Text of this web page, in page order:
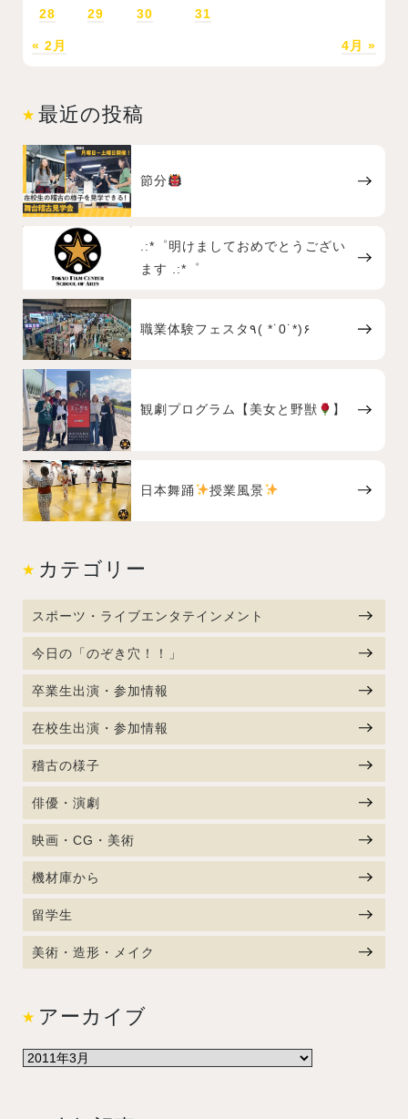
« 2月 4月 »
28
29 30 31
最近の投稿
節分
.:*゜明けましておめでとうござい
ます .:*゜
職業体験フェスタ٩( *˙0˙*)۶
観劇プログラム【美女と野獣 】
日本舞踊 授業風景
カテゴリー
スポーツ・ライブエンタテインメント
今日の「のぞき穴！！」
卒業生出演・参加情報
在校生出演・参加情報
稽古の様子
俳優・演劇
映画・CG・美術
機材庫から
留学生
美術・造形・メイク
アーカイブ